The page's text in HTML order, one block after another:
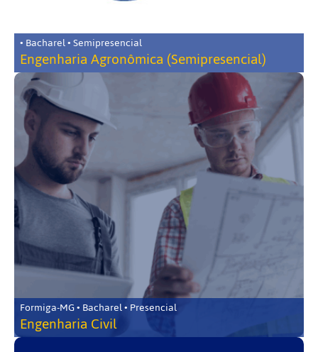
• Bacharel • Semipresencial
Engenharia Agronômica (Semipresencial)
Formiga-MG • Bacharel • Presencial
Engenharia Civil